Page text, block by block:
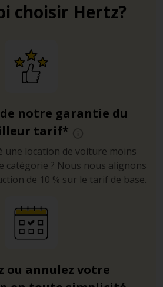
choisir Hertz?
notre garantie du
tarif*
une location de voiture moins
catégorie ? Nous nous alignons
de 10 % sur le tarif de base.
ou annulez votre